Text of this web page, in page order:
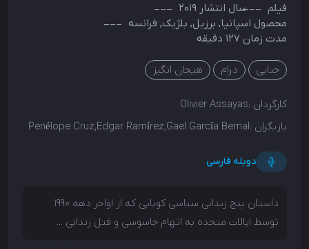
فیلم سال انتشار 2019
محصول اسپانیا, برزیل, بلژیک, فرانسه
مدت زمان 127 دقیقه
جنایی درام هیجان انگیز
کارگردان :Olivier Assayas
بازیگران :Penélope Cruz,Edgar Ramírez,Gael García Bernal
دوبله فارسی
داستان پنج زندانی سیاسی کوبایی که از اواخر دهه 1990
توسط ایالات متحده به اتهام جاسوسی و قتل زندانی ...